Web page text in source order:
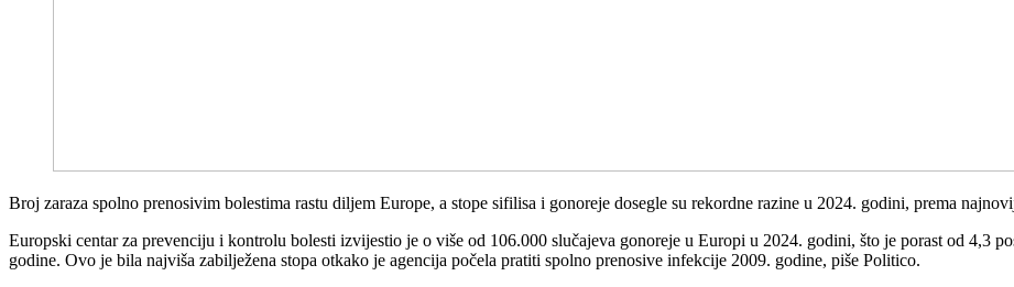
Broj zaraza spolno prenosivim bolestima rastu diljem Europe, a stope sifilisa i gonoreje dosegle su rekordne razine u 2024. godini, prema
Europski centar za prevenciju i kontrolu bolesti izvijestio je o više od 106.000 slučajeva gonoreje u Europi u 2024. godini, što je porast od 4,3
godine. Ovo je bila najviša zabilježena stopa otkako je agencija počela pratiti spolno prenosive infekcije 2009. godine, piše Politico.